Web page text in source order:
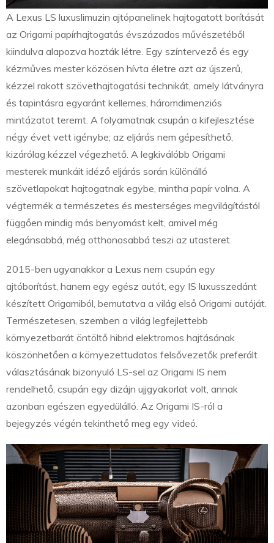
A Lexus LS luxuslimuzin ajtópanelinek hajtogatott borítását
az Origami papírhajtogatás évszázados művészetéből
kiindulva alapozva hozták létre. Egy színtervező és egy
kézműves mester közösen hívta életre azt az újszerű,
kézzel rakott szövethajtogatási technikát, amely látványra
és tapintásra egyaránt kellemes, háromdimenziós
mintázatot teremt. A folyamatnak csupán a kifejlesztése
négy évet vett igénybe; az eljárás nem gépesíthető,
kizárólag kézzel végezhető. A legkiválóbb Origami
mesterek munkáit idéző eljárás során különálló
szövetlapokat hajtogatnak egybe, mintha papír volna. A
végtermék a természetes és mesterséges megvilágítástól
függően mindig más benyomást kelt, amivel még
elegánsabbá, még otthonosabbá teszi az utasteret.
2015-ben ugyanakkor a Lexus nem csupán egy
ajtóborítást, hanem egy egész autót, egy IS luxusszedánt
készített Origamiból, bemutatva a világ első Origami autóját.
Természetesen, szemben a világ legfejlettebb
környezetbarát öntöltő hibrid elektromos hajtásának
köszönhetően a környezettudatos felsővezetők preferált
választásának bizonyuló LS-sel az Origami IS nem
rendelhető, csupán egy dizájn ujjgyakorlat volt, annak
azonban egészen egyedülálló. Az Origami IS-ról a
bejegyzés végén tekinthető meg egy videó.